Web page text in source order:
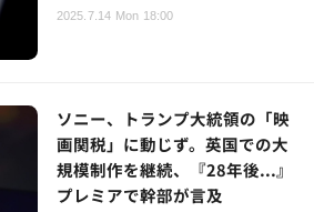
2025.7.14 Mon 18:00
ソニー、トランプ大統領の「映
画関税」に動じず。英国での大
規模制作を継続、『28年後...』
プレミアで幹部が言及